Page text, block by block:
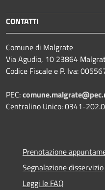
CONTATTI
Comune di Malgrate
Via Agudio, 10 23864
Codice Fiscale e P. Iva:
PEC:
Centralino Unico: 0341-
Prenotazione
Segnalazione disservizio
Leggi le FAQ